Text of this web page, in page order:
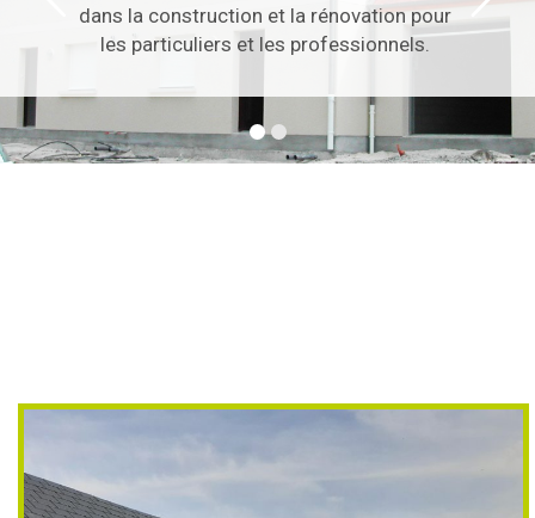
dans la construction et la rénovation pour
les particuliers et les professionnels.